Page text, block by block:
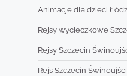
Animacje dla dzieci Łódź
Rejsy wycieczkowe
Rejsy Szczecin
Rejs Szczecin